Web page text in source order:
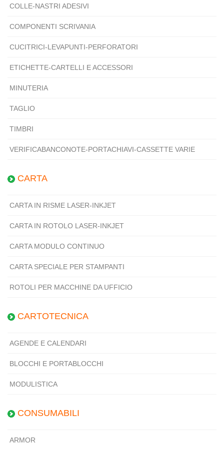
COLLE-NASTRI ADESIVI
COMPONENTI SCRIVANIA
CUCITRICI-LEVAPUNTI-PERFORATORI
ETICHETTE-CARTELLI E ACCESSORI
MINUTERIA
TAGLIO
TIMBRI
VERIFICABANCONOTE-PORTACHIAVI-CASSETTE VARIE
CARTA
CARTA IN RISME LASER-INKJET
CARTA IN ROTOLO LASER-INKJET
CARTA MODULO CONTINUO
CARTA SPECIALE PER STAMPANTI
ROTOLI PER MACCHINE DA UFFICIO
CARTOTECNICA
AGENDE E CALENDARI
BLOCCHI E PORTABLOCCHI
MODULISTICA
CONSUMABILI
ARMOR